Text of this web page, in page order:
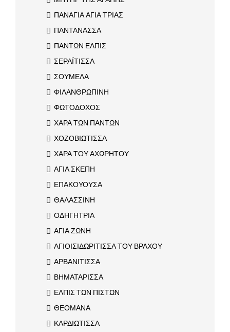
ΠΑΝΑΓΙΑ ΑΓΙΑ ΤΡΙΑΣ
ΠΑΝΤΑΝΑΣΣΑ
ΠΑΝΤΩΝ ΕΛΠΙΣ
ΣΕΡΑΪΤΙΣΣΑ
ΣΟΥΜΕΛΑ
ΦΙΛΑΝΘΡΩΠΙΝΗ
ΦΩΤΟΔΟΧΟΣ
ΧΑΡΑ ΤΩΝ ΠΑΝΤΩΝ
ΧΟΖΟΒΙΩΤΙΣΣΑ
ΧΑΡΑ ΤΟΥ ΑΧΩΡΗΤΟΥ
ΑΓΙΑ ΣΚΕΠΗ
ΕΠΑΚΟΥΟΥΣΑ
ΘΑΛΑΣΣΙΝΗ
ΟΔΗΓΗΤΡΙΑ
ΑΓΙΑ ΖΩΝΗ
ΑΓΙΟΙΣΙΔΩΡΙΤΙΣΣΑ ΤΟΥ ΒΡΑΧΟΥ
ΑΡΒΑΝΙΤΙΣΣΑ
ΒΗΜΑΤΑΡΙΣΣΑ
ΕΛΠΙΣ ΤΩΝ ΠΙΣΤΩΝ
ΘΕΟΜΑΝΑ
ΚΑΡΔΙΩΤΙΣΣΑ